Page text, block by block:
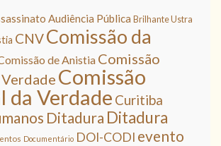
Audiência Pública Brilhante Ustra
CNVComissão da
de Anistia Comissão
Comissão
da Verdade Curitiba
Ditadura Ditadura
Documentário DOI-CODI evento